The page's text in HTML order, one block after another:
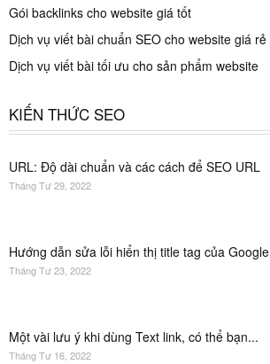
Gói backlinks cho website giá tốt
Dịch vụ viết bài chuẩn SEO cho website giá rẻ
Dịch vụ viết bài tối ưu cho sản phẩm website
KIẾN THỨC SEO
URL: Độ dài chuẩn và các cách để SEO URL
Tháng Tư 29, 2022
Hướng dẫn sửa lỗi hiển thị title tag của Google
Tháng Tư 23, 2022
Một vài lưu ý khi dùng Text link, có thể bạn...
Tháng Tư 16, 2022